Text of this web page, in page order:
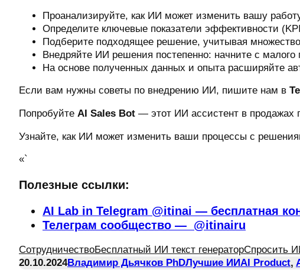
Проанализируйте, как ИИ может изменить вашу
Определите ключевые показатели эффективности
Подберите подходящее решение, учитывая
Внедряйте ИИ решения постепенно: начните с малого
На основе полученных данных и опыта расширяйте
Если вам нужны советы по внедрению ИИ, пишите нам в
Попробуйте AI Sales Bot — этот ИИ ассистент в продажах
Узнайте, как ИИ может изменить ваши процессы с
«`
Полезные ссылки:
AI Lab in Telegram @itinai — бесплатная
Телеграм сообщество — @itinairu
СотрудничествоБесплатный ИИ текст генераторСпросить
20.10.2024Владимир Дьячков PhDЛучшие ИИAI Product,